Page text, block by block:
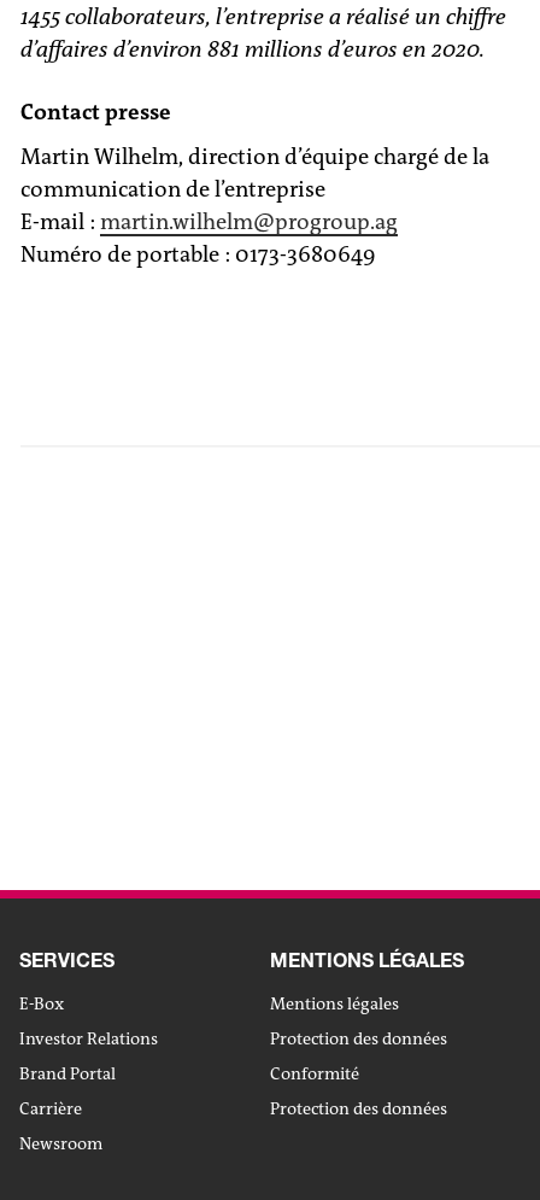
1455 collaborateurs, l’entreprise a réalisé un chiffre
d’affaires d’environ 881 millions d’euros en 2020.
Contact presse
Martin Wilhelm, direction d’équipe chargé de la
communication de l’entreprise
E-mail : martin.wilhelm@progroup.ag
Numéro de portable : 0173-3680649
SERVICES
E-Box
Investor Relations
Brand Portal
Carrière
Newsroom
MENTIONS LÉGALES
Mentions légales
Protection des données
Conformité
Protection des données